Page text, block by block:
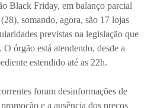
Black Friday, em balanço parcial
somando, agora, são 17 lojas
previstas na legislação que
órgão está atendendo, desde a
estendido até as 22h.
foram desinformações de
e a ausência dos preços